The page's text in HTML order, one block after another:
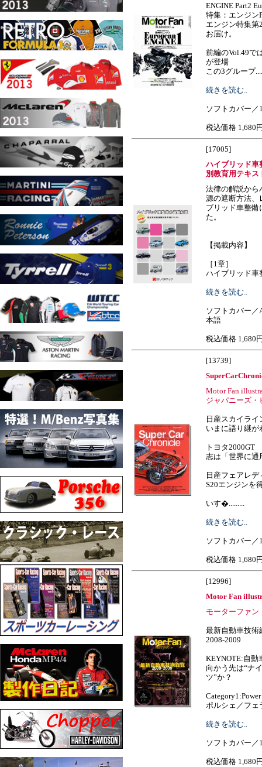
ENGINE Part2
特集：エンジン
エンジン特集第
お届け。
前編のVol.49で
が登場
この3グループ
続きを読む..
ソフトカバー
税込価格 1,680
[17005]
ハイブリッド車
別教育用テキス
法律の解説から
源の遮断方法、
ブリッド車整備
た。
【掲載内容】
［1章］
ハイブリッド車
続きを読む..
ソフトカバー
本語
税込価格 1,680
[13739]
Motor Fan
ジャパニーズ・
日産スカイライ
いまに語り継が
トヨタ2000GT
志は「世界に通
日産フェアレデ
S20エンジンを
いす�.........
続きを読む..
ソフトカバー
税込価格 1,680
[12996]
Motor Fan
モーターファン
最新自動車技術
2008-2009
KEYNOTE:自動
向かう先は“ナ
ツ”か？
ポルシェ／フェ
続きを読む..
ソフトカバー
税込価格 1,680